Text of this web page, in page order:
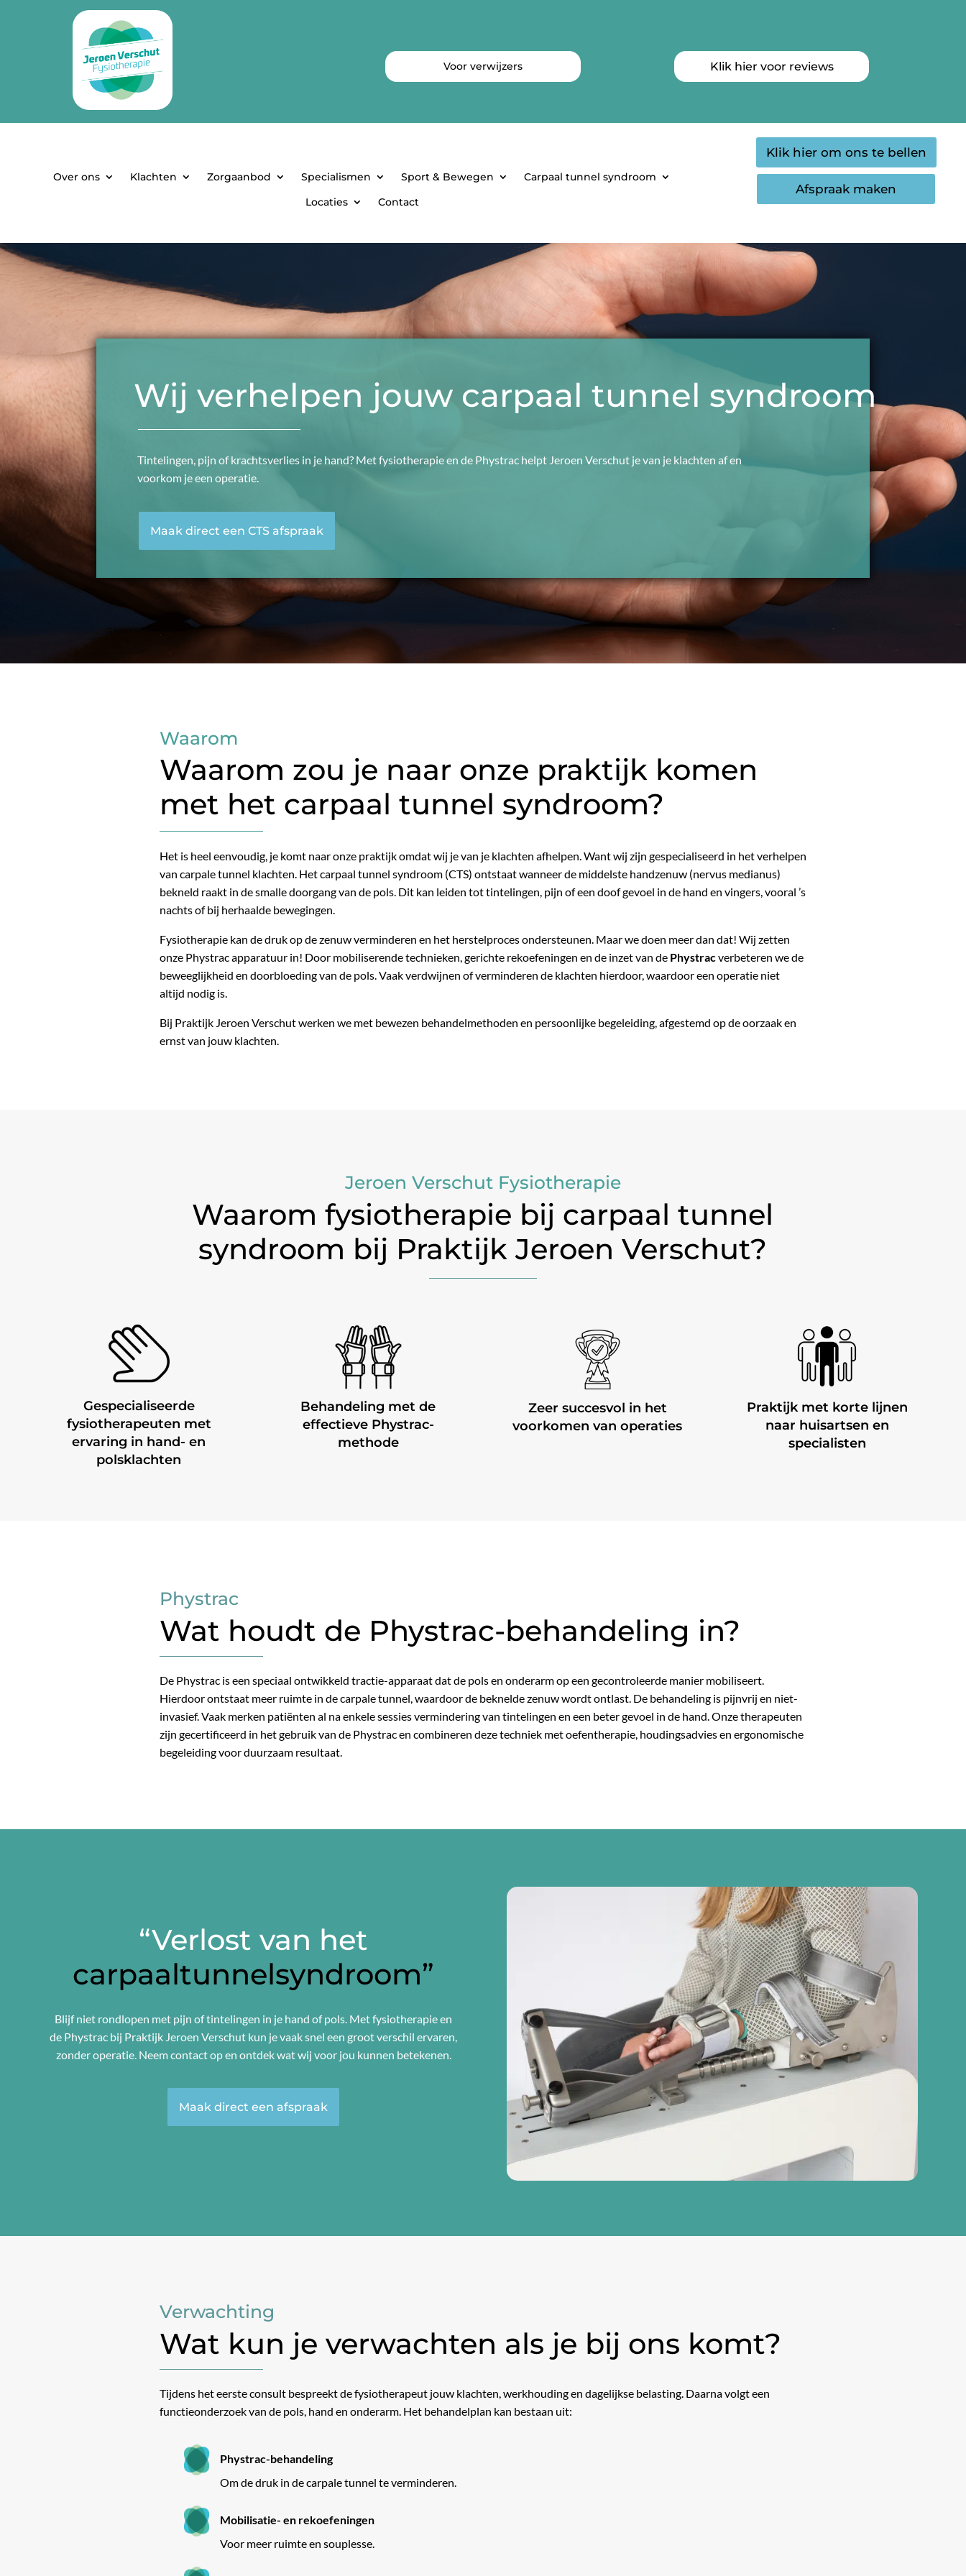
Voor verwijzers Klik hier voor reviews
Over ons Klachten Zorgaanbod Specialismen Sport & Bewegen
Carpaal tunnel syndroom
Locaties
Contact
Klik hier om ons te bellen
Afspraak maken
Wij verhelpen jouw carpaal tunnel syndroom
Tintelingen, pijn of krachtsverlies in je hand? Met fysiotherapie en de Phystrac helpt Jeroen Verschut je van je klachten af en
voorkom je een operatie.
Maak direct een CTS afspraak
Waarom
Waarom zou je naar onze praktijk komen
met het carpaal tunnel syndroom?
Het is heel eenvoudig, je komt naar onze praktijk omdat wij je van je klachten afhelpen. Want wij zijn gespecialiseerd in het verhelpen
van carpale tunnel klachten. Het carpaal tunnel syndroom (CTS) ontstaat wanneer de middelste handzenuw (nervus medianus)
bekneld raakt in de smalle doorgang van de pols. Dit kan leiden tot tintelingen, pijn of een doof gevoel in de hand en vingers, vooral ’s
nachts of bij herhaalde bewegingen.
Fysiotherapie kan de druk op de zenuw verminderen en het herstelproces ondersteunen. Maar we doen meer dan dat! Wij zetten
onze Phystrac apparatuur in! Door mobiliserende technieken, gerichte rekoefeningen en de inzet van de Phystracverbeteren we de
beweeglijkheid en doorbloeding van de pols. Vaak verdwijnen of verminderen de klachten hierdoor, waardoor een operatie niet
altijd nodig is.
Bij Praktijk Jeroen Verschut werken we met bewezen behandelmethoden en persoonlijke begeleiding, afgestemd op de oorzaak en
ernst van jouw klachten.
Jeroen Verschut Fysiotherapie
Waarom fysiotherapie bij carpaal tunnel
syndroom bij Praktijk Jeroen Verschut?
Gespecialiseerde
fysiotherapeuten met
ervaring in hand- en
polsklachten
Behandeling met de
effectieve Phystrac-
methode
Zeer succesvol in het
voorkomen van operaties
Praktijk met korte lijnen
naar huisartsen en
specialisten
Phystrac
Wat houdt de Phystrac-behandeling in?
De Phystrac is een speciaal ontwikkeld tractie-apparaat dat de pols en onderarm op een gecontroleerde manier mobiliseert.
Hierdoor ontstaat meer ruimte in de carpale tunnel, waardoor de beknelde zenuw wordt ontlast. De behandeling is pijnvrij en niet-
invasief. Vaak merken patiënten al na enkele sessies vermindering van tintelingen en een beter gevoel in de hand. Onze therapeuten
zijn gecertificeerd in het gebruik van de Phystrac en combineren deze techniek met oefentherapie, houdingsadvies en ergonomische
begeleiding voor duurzaam resultaat.
“Verlost van het
carpaaltunnelsyndroom”
Blijf niet rondlopen met pijn of tintelingen in je hand of pols. Met fysiotherapie en
de Phystrac bij Praktijk Jeroen Verschut kun je vaak snel een groot verschil ervaren,
zonder operatie. Neem contact op en ontdek wat wij voor jou kunnen betekenen.
Maak direct een afspraak
Verwachting
Wat kun je verwachten als je bij ons komt?
Tijdens het eerste consult bespreekt de fysiotherapeut jouw klachten, werkhouding en dagelijkse belasting. Daarna volgt een
functieonderzoek van de pols, hand en onderarm. Het behandelplan kan bestaan uit:
Phystrac-behandeling
Om de druk in de carpale tunnel te verminderen.
Mobilisatie- en rekoefeningen
Voor meer ruimte en souplesse.